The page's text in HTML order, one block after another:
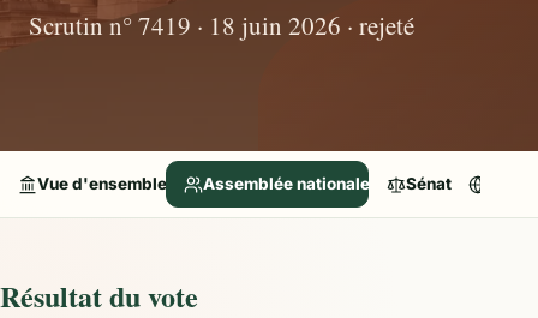
Scrutin n° 7419 · 18 juin 2026 · rejeté
Vue d'ensemble Assemblée nationale Sénat
Résultat du vote